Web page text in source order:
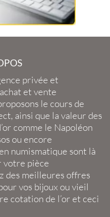
privée et
achat et vente
le cours de
, ainsi que la valeur des
comme le Napoléon
ou encore
numismatique sont là
votre pièce
des meilleures offres
vos bijoux ou vieil
cotation de l’or et ceci